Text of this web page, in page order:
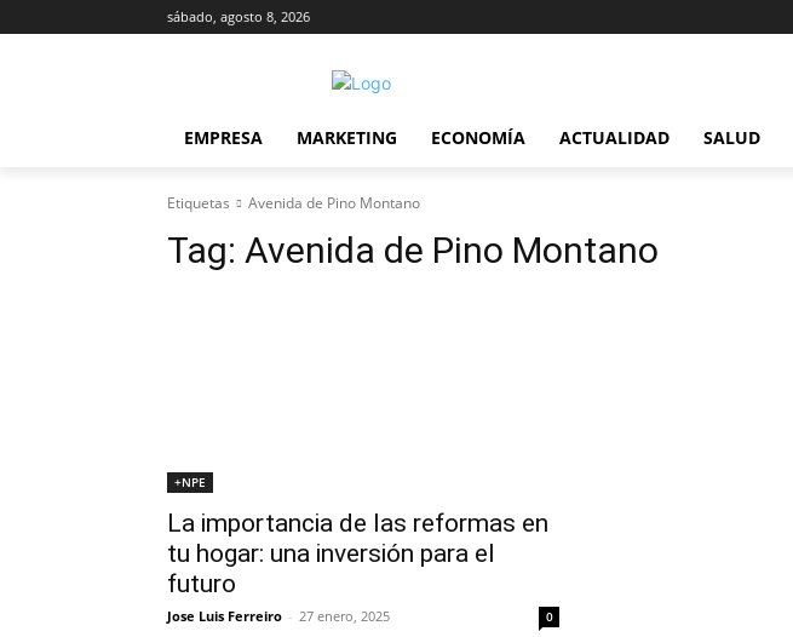
sábado, agosto 8, 2026
EMPRESA MARKETING ECONOMÍA ACTUALIDAD SALUD
Etiquetas Avenida de Pino Montano
Tag: Avenida de Pino Montano
+NPE
La importancia de las reformas en
tu hogar: una inversión para el
futuro
Jose Luis Ferreiro - 27 enero, 2025 0